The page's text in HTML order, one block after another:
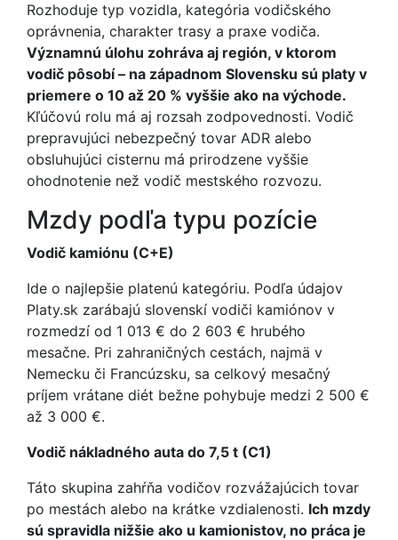
Rozhoduje typ vozidla, kategória vodičského
oprávnenia, charakter trasy a praxe vodiča.
Významnú úlohu zohráva aj región, v ktorom
vodič pôsobí – na západnom Slovensku sú platy v
priemere o 10 až 20 % vyššie ako na východe.
Kľúčovú rolu má aj rozsah zodpovednosti. Vodič
prepravujúci nebezpečný tovar ADR alebo
obsluhujúci cisternu má prirodzene vyššie
ohodnotenie než vodič mestského rozvozu.
Mzdy podľa typu pozície
Vodič kamiónu (C+E)
Ide o najlepšie platenú kategóriu. Podľa údajov
Platy.sk zarábajú slovenskí vodiči kamiónov v
rozmedzí od 1 013 € do 2 603 € hrubého
mesačne. Pri zahraničných cestách, najmä v
Nemecku či Francúzsku, sa celkový mesačný
príjem vrátane diét bežne pohybuje medzi 2 500 €
až 3 000 €.
Vodič nákladného auta do 7,5 t (C1)
Táto skupina zahŕňa vodičov rozvážajúcich tovar
po mestách alebo na krátke vzdialenosti. Ich mzdy
sú spravidla nižšie ako u kamionistov, no práca je